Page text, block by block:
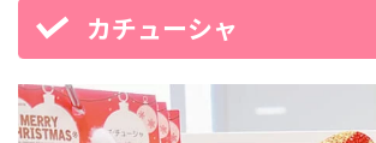
カチューシャ